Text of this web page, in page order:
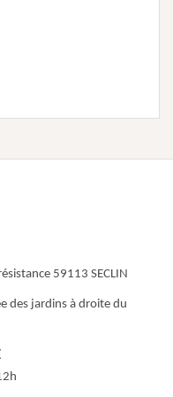
59113 SECLIN
des jardins à droite du